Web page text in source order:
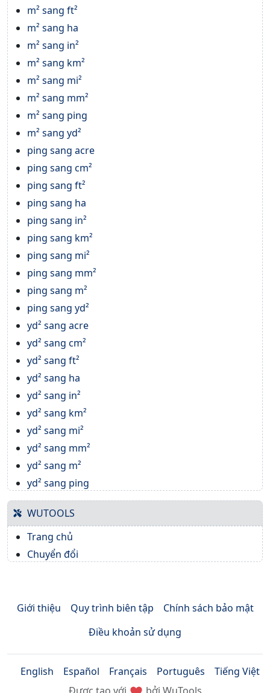
m² sang ft²
m² sang ha
m² sang in²
m² sang km²
m² sang mi²
m² sang mm²
m² sang ping
m² sang yd²
ping sang acre
ping sang cm²
ping sang ft²
ping sang ha
ping sang in²
ping sang km²
ping sang mi²
ping sang mm²
ping sang m²
ping sang yd²
yd² sang acre
yd² sang cm²
yd² sang ft²
yd² sang ha
yd² sang in²
yd² sang km²
yd² sang mi²
yd² sang mm²
yd² sang m²
yd² sang ping
WUTOOLS
Trang chủ
Chuyển đổi
Giới thiệu Quy trình biên tập
Chính sách bảo mật
Điều khoản sử dụng
English Español Français Português
Tiếng Việt